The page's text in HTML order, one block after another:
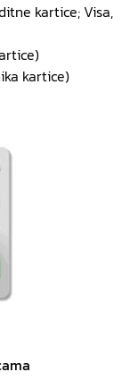
kartice; Visa,
kartice)